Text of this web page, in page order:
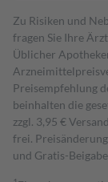
Zu Risiken und
fragen Sie Ihre
Üblicher
Preisempfehlung
beinhalten die
zzgl. 3,95 €
frei.
und Gratis-